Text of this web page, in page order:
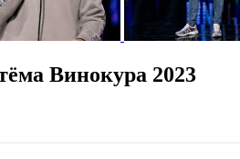
Винокура 2023